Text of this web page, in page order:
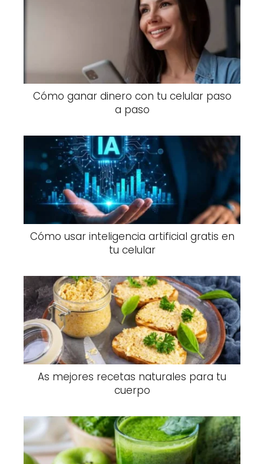
Cómo ganar dinero con tu celular paso
a paso
Cómo usar inteligencia artificial gratis en
tu celular
As mejores recetas naturales para tu
cuerpo